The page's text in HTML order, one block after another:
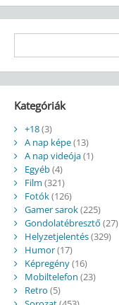
Kategóriák
+18(3)
A nap képe(13)
A nap videója(1)
Egyéb(4)
Film (321)
Fotók(126)
Gamer sarok(225)
Gondolatébresztő (27)
Helyzetjelentés(329)
Humor(17)
Képregény(16)
Mobiltelefon (23)
Retro (5)